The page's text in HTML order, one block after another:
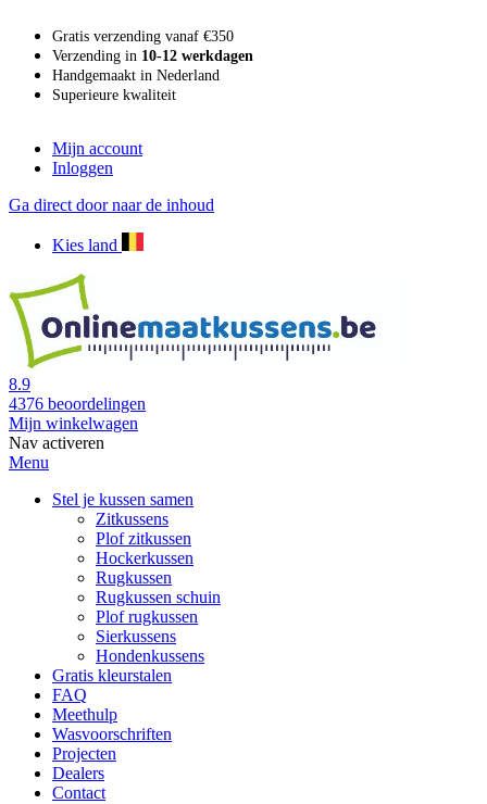
Gratis verzending vanaf €350
Verzending in 10-12 werkdagen
Handgemaakt in Nederland
Superieure kwaliteit
Mijn account
Inloggen
Ga direct door naar de inhoud
Kies land
8.9
4376 beoordelingen
Mijn winkelwagen
Nav activeren
Menu
Stel je kussen samen
Zitkussens
Plof zitkussen
Hockerkussen
Rugkussen
Rugkussen schuin
Plof rugkussen
Sierkussens
Hondenkussens
Gratis kleurstalen
FAQ
Meethulp
Wasvoorschriften
Projecten
Dealers
Contact